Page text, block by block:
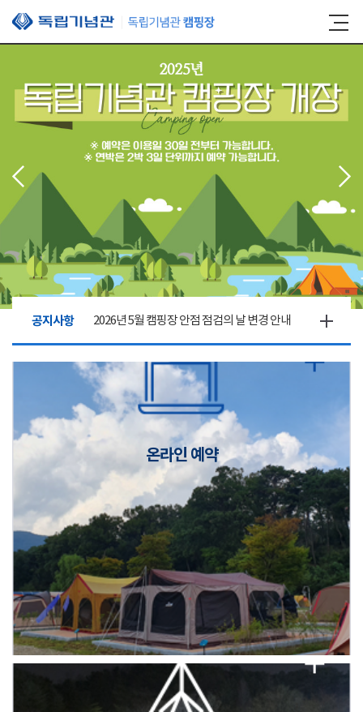
본문 바로가기
공지사항 2026년 5월 캠핑장 안점 점검의 날 변경 안내
캠핑장(9월1일~6일) 미운영 공지
2026년 5월 캠핑장 안점 점검의 날 변경 안내
캠핑장(9월1일~6일) 미운영 공지
2026년 5월 캠핑장 안점 점검의 날 변경 안내
캠핑장(9월1일~6일) 미운영 공지
온라인 예약